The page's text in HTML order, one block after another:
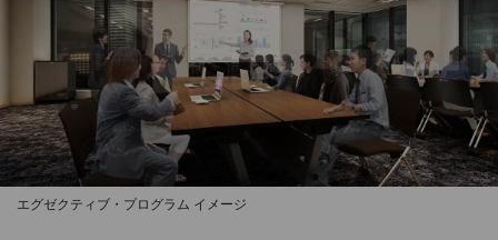
エグゼクティブ・プログラム イメージ